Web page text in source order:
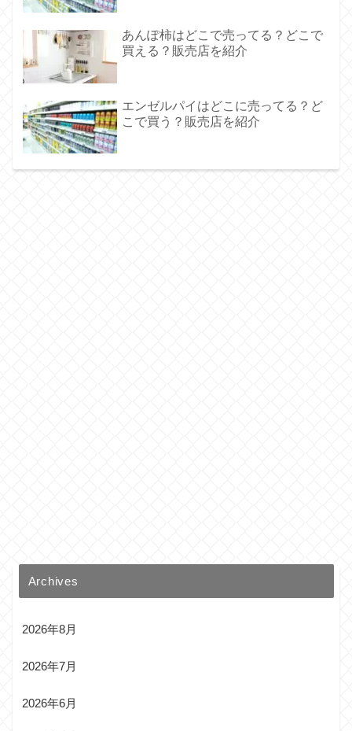
あんぽ柿はどこで売ってる？どこで
買える？販売店を紹介
エンゼルパイはどこに売ってる？ど
こで買う？販売店を紹介
Archives
2026年8月
2026年7月
2026年6月